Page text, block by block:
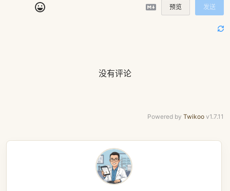
预览 发送
没有评论
Powered by Twikoo v1.7.11